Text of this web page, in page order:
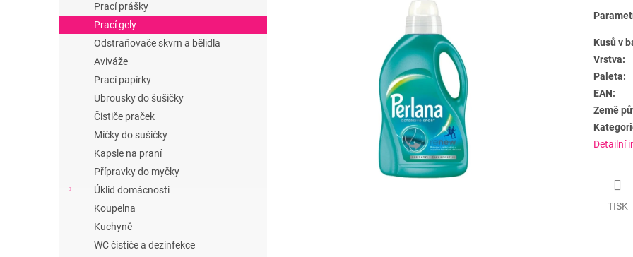
a
Prací prášky
Prací gely
Odstraňovače skvrn a bělidla
Aviváže
Prací papírky
Ubrousky do šušičky
Čističe praček
Míčky do sušičky
Kapsle na praní
Přípravky do myčky
Úklid domácnosti
Koupelna
Kuchyně
WC čističe a dezinfekce
Kusů v
Vrstva:
Paleta:
EAN:
Země
Detailní
TISK